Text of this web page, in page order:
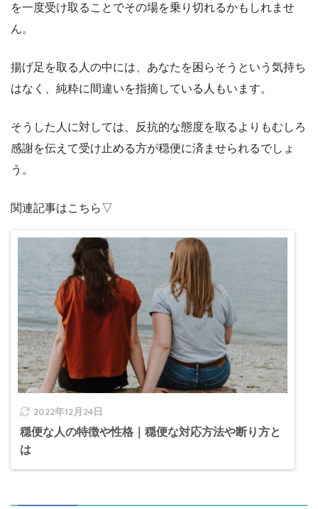
を一度受け取ることでその場を乗り切れるかもしれませ
ん。
揚げ足を取る人の中には、あなたを困らそうという気持ち
はなく、純粋に間違いを指摘している人もいます。
そうした人に対しては、反抗的な態度を取るよりもむしろ
感謝を伝えて受け止める方が穏便に済ませられるでしょ
う。
関連記事はこちら▽
2022年12月24日
穏便な人の特徴や性格｜穏便な対応方法や断り方と
は